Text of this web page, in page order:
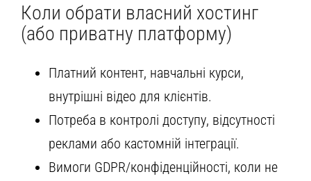
Коли обрати власний хостинг
(або приватну платформу)
Платний контент, навчальні курси,
внутрішні відео для клієнтів.
Потреба в контролі доступу, відсутності
реклами або кастомній інтеграції.
Вимоги GDPR/конфіденційності, коли не